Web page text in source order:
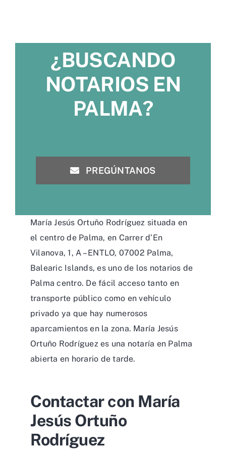
¿BUSCANDO
NOTARIOS EN
PALMA?
PREGÚNTANOS
María Jesús Ortuño Rodríguez situada en
el centro de Palma, en Carrer d’En
Vilanova, 1, A – ENTLO, 07002 Palma,
Balearic Islands, es uno de los notarios de
Palma centro. De fácil acceso tanto en
transporte público como en vehículo
privado ya que hay numerosos
aparcamientos en la zona. María Jesús
Ortuño Rodríguez es una notaría en Palma
abierta en horario de tarde.
Contactar con María
Jesús Ortuño
Rodríguez